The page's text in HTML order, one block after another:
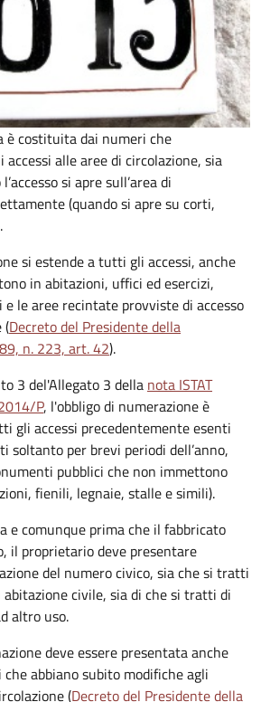
è costituita dai numeri che
alle aree di circolazione, sia
si apre sull’area di
(quando si apre su corti,
si estende a tutti gli accessi, anche
in abitazioni, uffici ed esercizi,
e le aree recintate provviste di accesso
(Decreto del Presidente della
n. 223, art. 42).
3 del'Allegato 3 della nota ISTAT
P, l'obbligo di numerazione è
gli accessi precedentemente esenti
soltanto per brevi periodi dell’anno,
pubblici che non immettono
fienili, legnaie, stalle e simili).
e comunque prima che il fabbricato
il proprietario deve presentare
del numero civico, sia che si tratti
civile, sia di che si tratti di
altro uso.
deve essere presentata anche
abbiano subito modifiche agli
(Decreto del Presidente della